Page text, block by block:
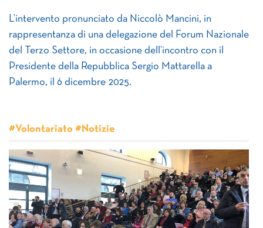
L’intervento pronunciato da Niccolò Mancini, in
rappresentanza di una delegazione del Forum Nazionale
del Terzo Settore, in occasione dell’incontro con il
Presidente della Repubblica Sergio Mattarella a
Palermo, il 6 dicembre 2025.
#Volontariato #Notizie